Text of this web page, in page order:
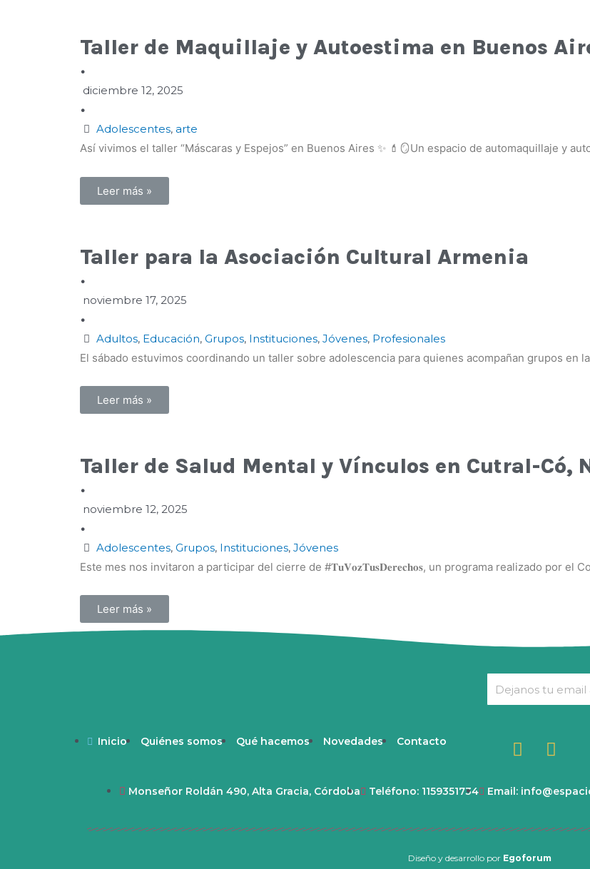
Taller de Maquillaje y Autoestima en Buenos
•
diciembre 12, 2025
•
Adolescentes, arte
Así vivimos el taller “Máscaras y Espejos” en Buenos Aires ✨ 💄🪞Un espacio de automaquillaje y
Leer más »
Taller para la Asociación Cultural Armenia
•
noviembre 17, 2025
•
Adultos, Educación, Grupos, Instituciones, Jóvenes, Profesionales
El sábado estuvimos coordinando un taller sobre adolescencia para quienes acompañan grupos en
Leer más »
Taller de Salud Mental y Vínculos en Cutral-Có,
•
noviembre 12, 2025
•
Adolescentes, Grupos, Instituciones, Jóvenes
Este mes nos invitaron a participar del cierre de #𝐓𝐮𝐕𝐨𝐳𝐓𝐮𝐬𝐃𝐞𝐫𝐞𝐜𝐡𝐨𝐬, un programa realizado por el
Leer más »
Inicio Quiénes somos Qué hacemos Novedades Contacto
Monseñor Roldán 490, Alta Gracia, Córdoba Teléfono: 1159351734 Email:
Diseño y desarrollo por Egoforum